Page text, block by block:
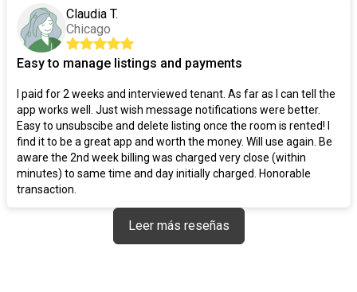
Claudia T.
Chicago
Easy to manage listings and payments
I paid for 2 weeks and interviewed tenant. As far as I can tell the
app works well. Just wish message notifications were better.
Easy to unsubscibe and delete listing once the room is rented! I
find it to be a great app and worth the money. Will use again. Be
aware the 2nd week billing was charged very close (within
minutes) to same time and day initially charged. Honorable
transaction.
Leer más reseñas